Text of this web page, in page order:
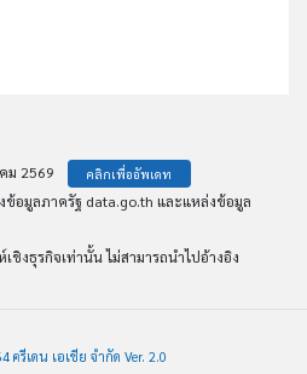
ม 2569
คลิกเพื่ออัพเดท
อมูลภาครัฐ data.go.th และแหล่งข้อมูล
ชิงธุรกิจเท่านั้น ไม่สามารถนำไปอ้างอิง
ครีเดน เอเชีย จำกัด Ver. 2.0